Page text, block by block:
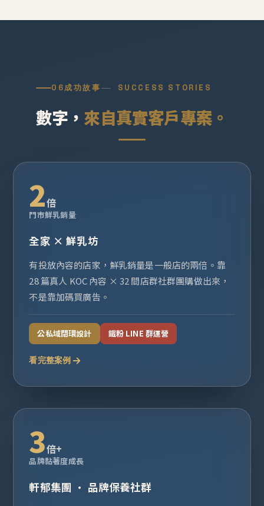
06成功故事 SUCCESS STORIES
數字， 來自真實客戶專案。
2倍
門市鮮乳銷量
全家 × 鮮乳坊
有投放內容的店家，鮮乳銷量是一般店的兩倍。靠
28 篇真人 KOC 內容 × 32 間店群社群團購做出來，
不是靠加碼買廣告。
公私域閉環設計 鐵粉 LINE 群運營
看完整案例
3倍+
品牌黏著度成長
軒郁集團 · 品牌保養社群